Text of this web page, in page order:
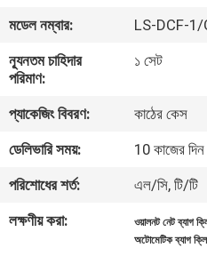
ফ্যাক্টরি
ট্যুর
মান
নিয়ন্ত্রণ
আমাদের
মডেল নম্বার:
LS-DCF-1/
ন্যূনতম চাহিদার
পরিমাণ:
১ সেট
প্যাকেজিং বিবরণ:
কাঠের কেস
ডেলিভারি সময়:
10 কাজের দিন
পরিশোধের শর্ত:
এল/সি, টি/টি
লক্ষণীয় করা:
ওয়ালনট নেট ব্যাগ
অটোমেটিক ব্যাগ